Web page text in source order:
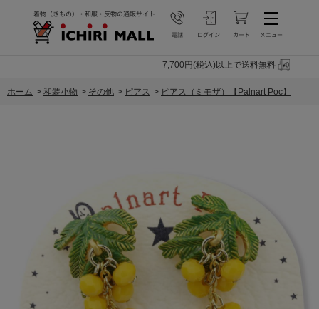
7,700円(税込)以上で送料無料
ホーム > 和装小物 > その他 > ピアス > ピアス（ミモザ）【Palnart Poc】